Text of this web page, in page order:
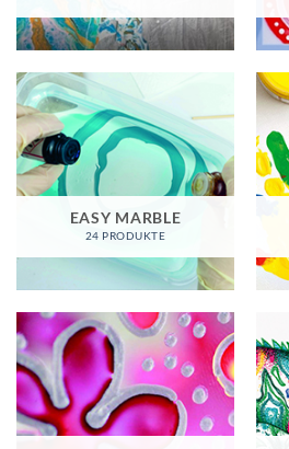
EASY MARBLE
24 PRODUKTE